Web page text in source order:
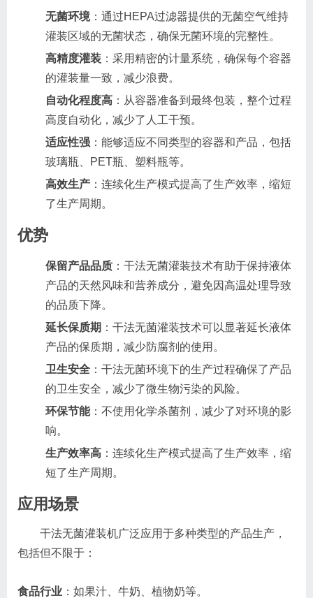
无菌环境：通过HEPA过滤器提供的无菌空气维持
灌装区域的无菌状态，确保无菌环境的完整性。
高精度灌装 ：采用精密的计量系统，确保每个容器
的灌装量一致，减少浪费。
自动化程度高 ：从容器准备到最终包装，整个过程
高度自动化，减少了人工干预。
适应性强 ：能够适应不同类型的容器和产品，包括
玻璃瓶、PET瓶、塑料瓶等。
高效生产 ：连续化生产模式提高了生产效率，缩短
了生产周期。
优势
保留产品品质 ：干法无菌灌装技术有助于保持液体
产品的天然风味和营养成分，避免因高温处理导致
的品质下降。
延长保质期 ：干法无菌灌装技术可以显著延长液体
产品的保质期，减少防腐剂的使用。
卫生安全 ：干法无菌环境下的生产过程确保了产品
的卫生安全，减少了微生物污染的风险。
环保节能：不使用化学杀菌剂，减少了对环境的影
响。
生产效率高 ：连续化生产模式提高了生产效率，缩
短了生产周期。
应用场景
干法无菌灌装机广泛应用于多种类型的产品生产，
包括但不限于：
食品行业 ：如果汁、牛奶、植物奶等。